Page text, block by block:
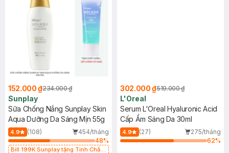
152.000 ₫234.000 ₫
Sunplay
Sữa Chống Nắng Sunplay Skin
Aqua Dưỡng Da Sáng Mịn 55g
4.9 (108)
454/tháng
48%
Bill 199K Sunplay tặng Tinh Chất
302.000 ₫519.000 ₫
L'Oreal
Serum L'Oreal Hyaluronic Acid
Cấp Ẩm Sáng Da 30ml
4.9 (27)
275/tháng
62%